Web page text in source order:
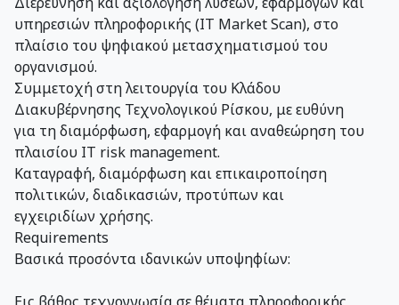
υπηρεσιών πληροφορικής (IT Market Scan), στο
πλαίσιο του ψηφιακού μετασχηματισμού του
οργανισμού.
Συμμετοχή στη λειτουργία του Κλάδου
Διακυβέρνησης Τεχνολογικού Ρίσκου, με ευθύνη
για τη διαμόρφωση, εφαρμογή και αναθεώρηση του
πλαισίου IT risk management.
Καταγραφή, διαμόρφωση και επικαιροποίηση
πολιτικών, διαδικασιών, προτύπων και
εγχειριδίων χρήσης.
Requirements
Βασικά προσόντα ιδανικών υποψηφίων: